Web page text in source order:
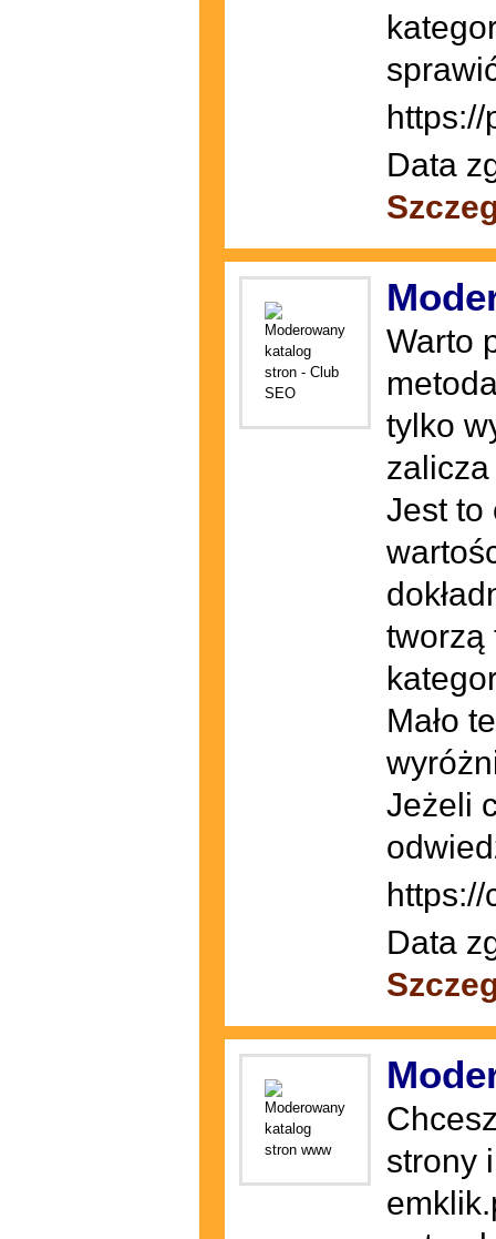
https://
Data
Warto
tylko
Jest to
tworzą
Mało
Jeżeli
Data
strony